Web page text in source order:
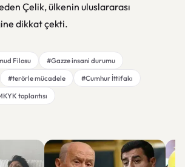
Çelik, ülkenin uluslararası
dikkat çekti.
Filosu
#Gazze insani durumu
#terörle mücadele
#Cumhur İttifakı
toplantısı